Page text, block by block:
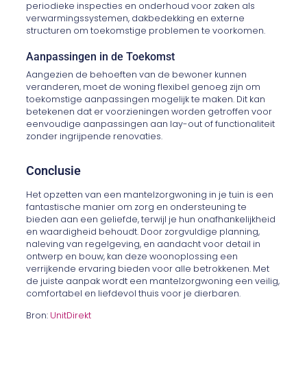
periodieke inspecties en onderhoud voor zaken als
verwarmingssystemen, dakbedekking en externe
structuren om toekomstige problemen te voorkomen.
Aanpassingen in de Toekomst
Aangezien de behoeften van de bewoner kunnen
veranderen, moet de woning flexibel genoeg zijn om
toekomstige aanpassingen mogelijk te maken. Dit kan
betekenen dat er voorzieningen worden getroffen voor
eenvoudige aanpassingen aan lay-out of functionaliteit
zonder ingrijpende renovaties.
Conclusie
Het opzetten van een mantelzorgwoning in je tuin is een
fantastische manier om zorg en ondersteuning te
bieden aan een geliefde, terwijl je hun onafhankelijkheid
en waardigheid behoudt. Door zorgvuldige planning,
naleving van regelgeving, en aandacht voor detail in
ontwerp en bouw, kan deze woonoplossing een
verrijkende ervaring bieden voor alle betrokkenen. Met
de juiste aanpak wordt een mantelzorgwoning een veilig,
comfortabel en liefdevol thuis voor je dierbaren.
Bron: UnitDirekt